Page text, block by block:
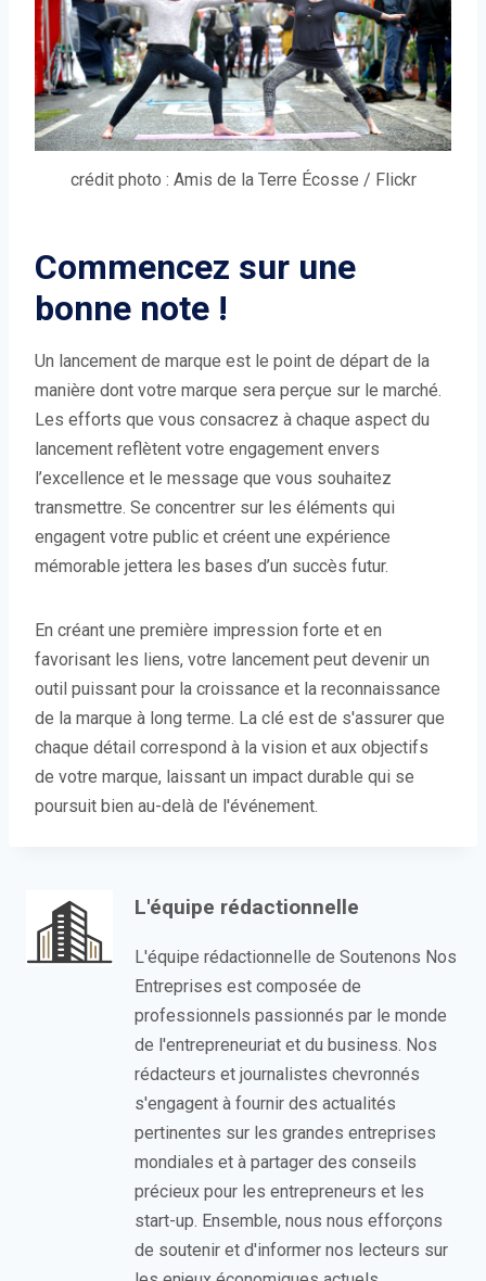
crédit photo : Amis de la Terre Écosse / Flickr
Commencez sur une
bonne note !
Un lancement de marque est le point de départ de la
manière dont votre marque sera perçue sur le marché.
Les efforts que vous consacrez à chaque aspect du
lancement reflètent votre engagement envers
l’excellence et le message que vous souhaitez
transmettre. Se concentrer sur les éléments qui
engagent votre public et créent une expérience
mémorable jettera les bases d’un succès futur.
En créant une première impression forte et en
favorisant les liens, votre lancement peut devenir un
outil puissant pour la croissance et la reconnaissance
de la marque à long terme. La clé est de s'assurer que
chaque détail correspond à la vision et aux objectifs
de votre marque, laissant un impact durable qui se
poursuit bien au-delà de l'événement.
L'équipe rédactionnelle
L'équipe rédactionnelle de Soutenons Nos
Entreprises est composée de
professionnels passionnés par le monde
de l'entrepreneuriat et du business. Nos
rédacteurs et journalistes chevronnés
s'engagent à fournir des actualités
pertinentes sur les grandes entreprises
mondiales et à partager des conseils
précieux pour les entrepreneurs et les
start-up. Ensemble, nous nous efforçons
de soutenir et d'informer nos lecteurs sur